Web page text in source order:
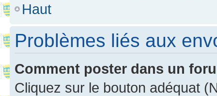
Haut
Problèmes liés aux
Comment poster dans un
Cliquez sur le bouton adéquat